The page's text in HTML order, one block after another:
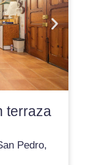
terraza
Pedro,